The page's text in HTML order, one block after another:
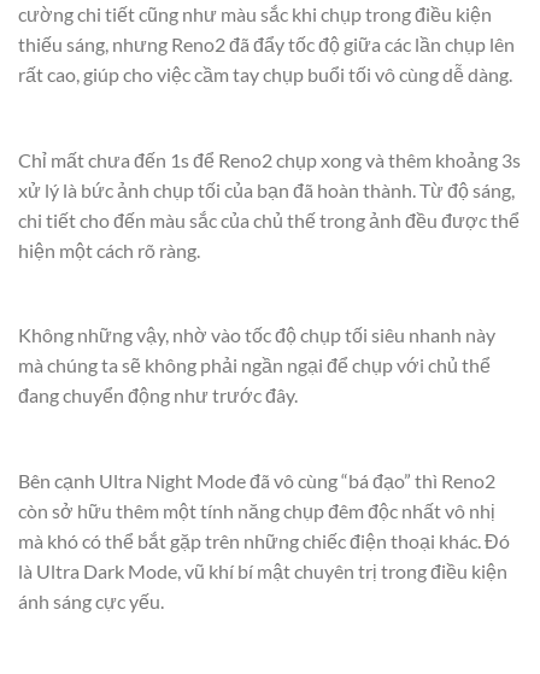
cường chi tiết cũng như màu sắc khi chụp trong điều kiện
thiếu sáng, nhưng Reno2 đã đẩy tốc độ giữa các lần chụp lên
rất cao, giúp cho việc cầm tay chụp buổi tối vô cùng dễ dàng.
Chỉ mất chưa đến 1s để Reno2 chụp xong và thêm khoảng 3s
xử lý là bức ảnh chụp tối của bạn đã hoàn thành. Từ độ sáng,
chi tiết cho đến màu sắc của chủ thế trong ảnh đều được thể
hiện một cách rõ ràng.
Không những vậy, nhờ vào tốc độ chụp tối siêu nhanh này
mà chúng ta sẽ không phải ngần ngại để chụp với chủ thể
đang chuyển động như trước đây.
Bên cạnh Ultra Night Mode đã vô cùng “bá đạo” thì Reno2
còn sở hữu thêm một tính năng chụp đêm độc nhất vô nhị
mà khó có thể bắt gặp trên những chiếc điện thoại khác. Đó
là Ultra Dark Mode, vũ khí bí mật chuyên trị trong điều kiện
ánh sáng cực yếu.